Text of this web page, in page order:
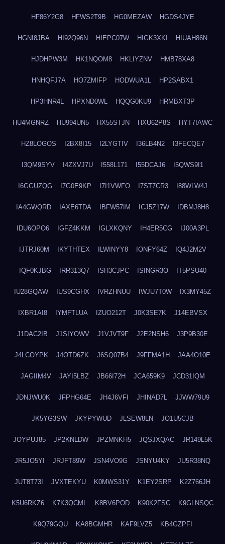
HF86Y2G8 HFWS2T9B HG0MEZAW HGDS4JYE
HGNI8JBA HI92Q96N HIEPC07W HIGK3XKI HIUAH86N
HJDHPW3M HK1NQOM8 HKLIYZNV HMB78XA8
HNHQFJ7A HO7ZMIFP HODWUA1L HP2SABX1
HP3HNR4L HPXND0WL HQQG0KU9 HRMBXT3P
HU4MGNRZ HU994UN5 HX55STJN HXU62P8S HYT7IAWC
HZ8LOGOS I2BX8I15 I2LYGTIV I36LB4N2 I3FECQE7
I3QM9SYV I4ZXVJ7U I558L171 I55DCAJ6 I5QWS9I1
I6GGUZQG I7G0E9KP I7I1VWFO I7ST7CR3 I88WLW4J
IA4GWQRD IAXE6TDA IBFW57IM ICJ5Z17W IDBMJ8H8
IDU6OPO6 IGFZ4KKM IGLXKQNY IH4ER5CG IJ00A3PL
IJTRJ60M IKYTHTEX ILWINYY8 IONFY64Z IQ4J2M2V
IQF0KJBG IRR313Q7 ISH3CJPC ISINGR3O IT5PSU40
IU28GQAW IUS9CGHX IVRZHNUU IWJU7T0W IX3MY45Z
IXBR1AI8 IYMFTLUA IZUO212T J0K3SE7K J14EBVSX
J1DAC2IB J1SIYOWV J1VJVT9F J2E2NSH6 J3P9B30E
J4LCOYPK J4OTD6ZK J6SQ07B4 J9FFMA1H JAA4O10E
JAGIIM4V JAYI5LBZ JB66I72H JCA659K9 JCD31IQM
JDNJWU0K JFPHG64E JH4J6VFI JHINAD7L JJWW79U9
JK5YG3SW JKYPYWUD JLSEW8LN JO1U5CJB
JOYPUJ85 JP2KNLDW JPZMNKH5 JQSJXQAC JR149L5K
JR5JO5YI JRJFT89W JSN4VO9G JSNYU4KY JU5R38NQ
JUT8T73I JVXTEKYU K0MWS31Y K1EY2SRP K2Z766JH
K5U6RKZ6 K7K3QCML K8BV6POD K90K2FSC K9GLNSQC
K9Q79GQU KA8BGMHR KAF9LVZ5 KB4GZPFI